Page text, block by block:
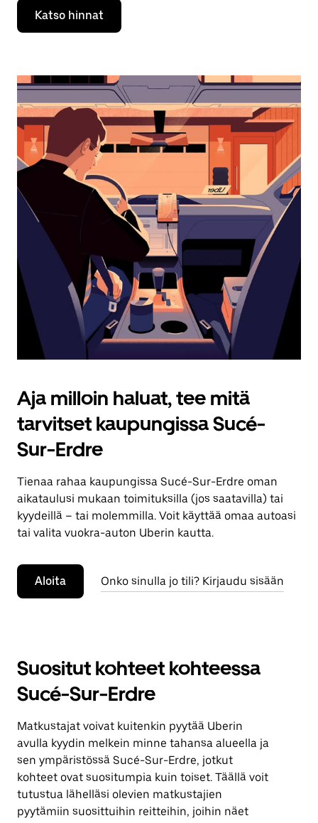
Valitse
päivämäärä
kalenterissa
Sulje
Esc-
painikkeella.
Katso hinnat
Aja milloin haluat, tee mitä
tarvitset kaupungissa Sucé-
Sur-Erdre
Tienaa rahaa kaupungissa Sucé-Sur-Erdre oman
aikataulusi mukaan toimituksilla (jos saatavilla) tai
kyydeillä – tai molemmilla. Voit käyttää omaa autoasi
tai valita vuokra-auton Uberin kautta.
Aloita Onko sinulla jo tili? Kirjaudu sisään
Suositut kohteet kohteessa
Sucé-Sur-Erdre
Matkustajat voivat kuitenkin pyytää Uberin
avulla kyydin melkein minne tahansa alueella ja
sen ympäristössä Sucé-Sur-Erdre, jotkut
kohteet ovat suositumpia kuin toiset. Täällä voit
tutustua lähelläsi olevien matkustajien
pyytämiin suosittuihin reitteihin, joihin näet